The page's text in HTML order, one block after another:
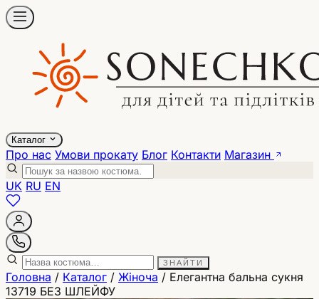
Каталог
Про нас Умови прокату Блог Контакти Магазин
UK RU EN
ЗНАЙТИ
Головна / Каталог / Жіноча / Елегантна бальна сукня
13719 БЕЗ ШЛЕЙФУ